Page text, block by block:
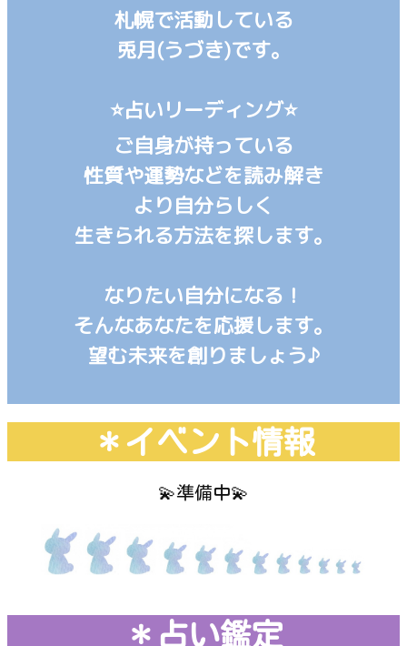
札幌で活動している
兎月(うづき)です。
⭐占いリーディング⭐
ご自身が持っている
性質や運勢などを読み解き
より自分らしく
生きられる方法を探します。
なりたい自分になる！
そんなあなたを応援します。
望む未来を創りましょう♪
＊イベント情報
💫準備中💫
＊占い鑑定